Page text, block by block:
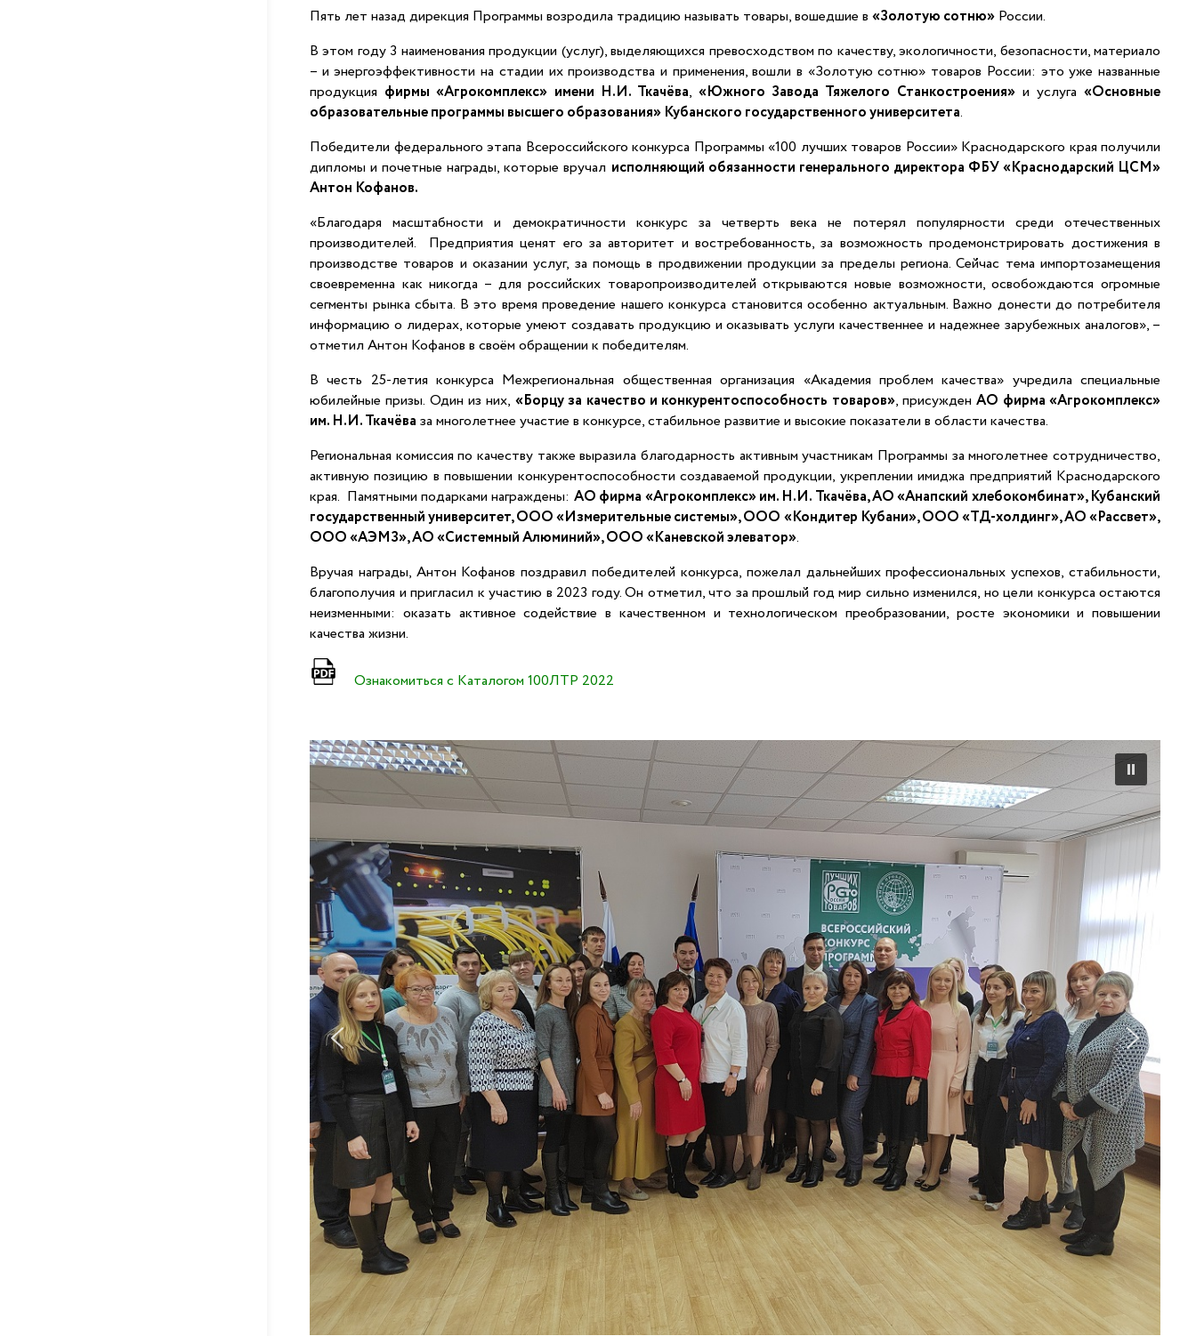
Пять лет назад дирекция Программы возродила традицию называть товары, вошедшие в «Золотую сотню» России.
В этом году 3 наименования продукции (услуг), выделяющихся превосходством по качеству, экологичности, безопасности, материало
– и энергоэффективности на стадии их производства и применения, вошли в «Золотую сотню» товаров России: это уже названные
продукция фирмы «Агрокомплекс» имени Н.И. Ткачёва,«Южного Завода Тяжелого Станкостроения»и услуга«Основные
образовательные программы высшего образования» Кубанского государственного университета.
Победители федерального этапа Всероссийского конкурса Программы «100 лучших товаров России» Краснодарского края получили
дипломы и почетные награды, которые вручал исполняющий обязанности генерального директора ФБУ «Краснодарский ЦСМ»
Антон Кофанов.
«Благодаря масштабности и демократичности конкурс за четверть века не потерял популярности среди отечественных
производителей. Предприятия ценят его за авторитет и востребованность, за возможность продемонстрировать достижения в
производстве товаров и оказании услуг, за помощь в продвижении продукции за пределы региона. Сейчас тема импортозамещения
своевременна как никогда – для российских товаропроизводителей открываются новые возможности, освобождаются огромные
сегменты рынка сбыта. В это время проведение нашего конкурса становится особенно актуальным. Важно донести до потребителя
информацию о лидерах, которые умеют создавать продукцию и оказывать услуги качественнее и надежнее зарубежных аналогов», –
отметил Антон Кофанов в своём обращении к победителям.
В честь 25-летия конкурса Межрегиональная общественная организация «Академия проблем качества» учредила специальные
юбилейные призы. Один из них, «Борцу за качество и конкурентоспособность товаров», присужденАО фирма «Агрокомплекс»
им. Н.И. Ткачёва за многолетнее участие в конкурсе, стабильное развитие и высокие показатели в области качества.
Региональная комиссия по качеству также выразила благодарность активным участникам Программы за многолетнее сотрудничество,
активную позицию в повышении конкурентоспособности создаваемой продукции, укреплении имиджа предприятий Краснодарского
края. Памятными подарками награждены: АО фирма «Агрокомплекс» им. Н.И. Ткачёва, АО «Анапский хлебокомбинат», Кубанский
государственный университет, ООО «Измерительные системы», ООО «Кондитер Кубани», ООО «ТД-холдинг», АО «Рассвет»,
ООО «АЭМЗ», АО «Системный Алюминий», ООО «Каневской элеватор».
Вручая награды, Антон Кофанов поздравил победителей конкурса, пожелал дальнейших профессиональных успехов, стабильности,
благополучия и пригласил к участию в 2023 году. Он отметил, что за прошлый год мир сильно изменился, но цели конкурса остаются
неизменными: оказать активное содействие в качественном и технологическом преобразовании, росте экономики и повышении
качества жизни.
Ознакомиться с Каталогом 100ЛТР 2022